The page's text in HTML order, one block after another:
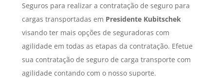
Seguros para realizar a contratação de seguro para
cargas transportadas em Presidente Kubitschek
visando ter mais opções de seguradoras com
agilidade em todas as etapas da contratação. Efetue
sua contratação de seguro de carga transporte com
agilidade contando com o nosso suporte.